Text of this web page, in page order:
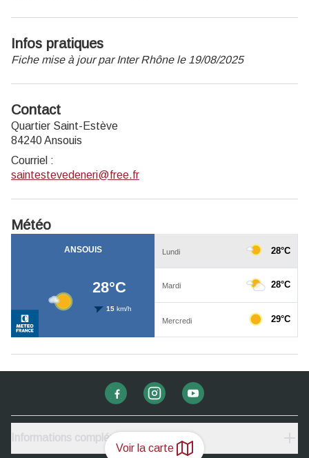
Voir la carte
Infos pratiques
Fiche mise à jour par Inter Rhône le 19/08/2025
Contact
Quartier Saint-Estève
84240 Ansouis
Courriel :
saintestevedeneri@free.fr
Météo
Informations complémentaires